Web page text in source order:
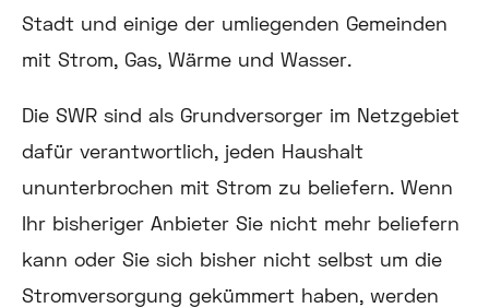
Stadt und einige der umliegenden Gemeinden
mit Strom, Gas, Wärme und Wasser.
Die SWR sind als Grundversorger im Netzgebiet
dafür verantwortlich, jeden Haushalt
ununterbrochen mit Strom zu beliefern. Wenn
Ihr bisheriger Anbieter Sie nicht mehr beliefern
kann oder Sie sich bisher nicht selbst um die
Stromversorgung gekümmert haben, werden